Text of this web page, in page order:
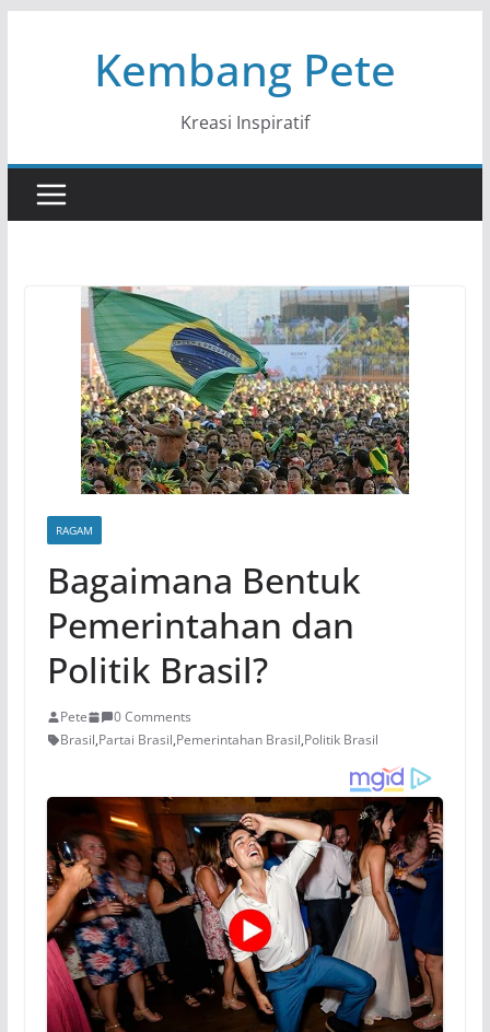
Kembang Pete
Kreasi Inspiratif
RAGAM
Bagaimana Bentuk
Pemerintahan dan
Politik Brasil?
Pete
0 Comments
Brasil,Partai Brasil,Pemerintahan Brasil,Politik Brasil